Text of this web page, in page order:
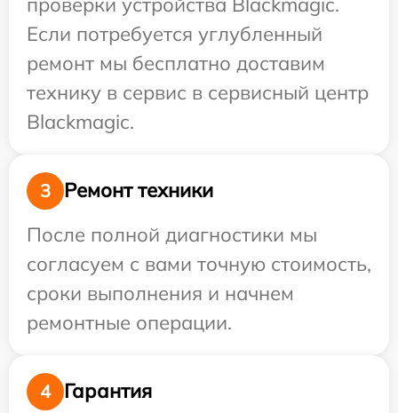
Если потребуется углубленный
ремонт мы бесплатно доставим
технику в сервис в сервисный центр
Blackmagic.
3
Ремонт техники
После полной диагностики мы
согласуем с вами точную стоимость,
сроки выполнения и начнем
ремонтные операции.
4
Гарантия